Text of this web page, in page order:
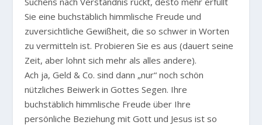
Sie eine buchstäblich himmlische Freude und
zuversichtliche Gewißheit, die so schwer in Worten
zu vermitteln ist. Probieren Sie es aus (dauert seine
Zeit, aber lohnt sich mehr als alles andere).
Ach ja, Geld & Co. sind dann „nur“ noch schön
nützliches Beiwerk in Gottes Segen. Ihre
buchstäblich himmlische Freude über Ihre
persönliche Beziehung mit Gott und Jesus ist so